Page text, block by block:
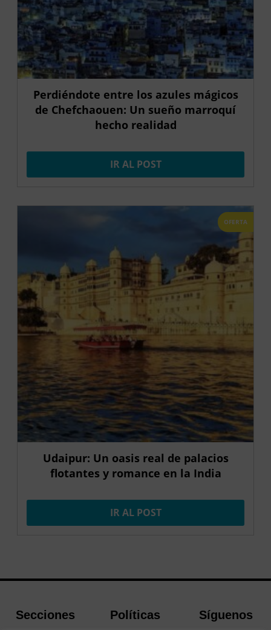
Perdiéndote entre los azules mágicos
de Chefchaouen: Un sueño marroquí
hecho realidad
IR AL POST
OFERTA
Udaipur: Un oasis real de palacios
flotantes y romance en la India
IR AL POST
Secciones Políticas Síguenos